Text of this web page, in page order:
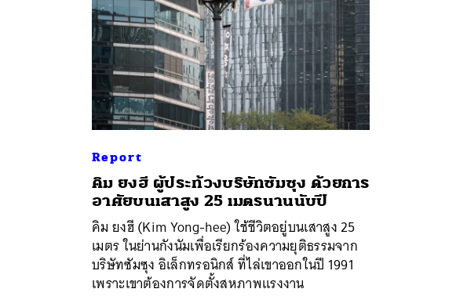
Report
คิม ยงฮี ผู้ประท้วงบริษัทซัมซุง ด้วยการ
อาศัยบนเสาสูง 25 เมตรนานนับปี
คิม ยงฮี (Kim Yong-hee) ใช้ชีวิตอยู่บนเสาสูง 25
เมตร ในย่านกังนัมเพื่อเรียกร้องความยุติธรรมจาก
บริษัทซัมซุง อิเล็กทรอนิกส์ ที่ไล่เขาออกในปี 1991
เพราะเขาต้องการจัดตั้งสหภาพแรงงาน